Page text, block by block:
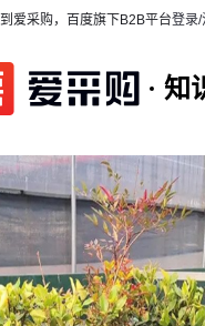
爱采购，百度旗下B2B平台登录/
知